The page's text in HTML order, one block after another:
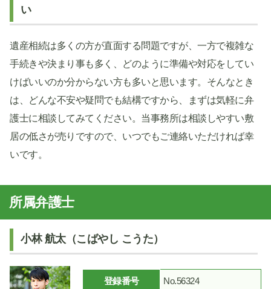
い
遺産相続は多くの方が直面する問題ですが、一方で複雑な
手続きや決まり事も多く、どのように準備や対応をしてい
けばいいのか分からない方も多いと思います。そんなとき
は、どんな不安や疑問でも結構ですから、まずは気軽に弁
護士に相談してみてください。当事務所は相談しやすい敷
居の低さが売りですので、いつでもご連絡いただければ幸
いです。
所属弁護士
小林 航太（こばやし こうた）
登録番号 No.56324